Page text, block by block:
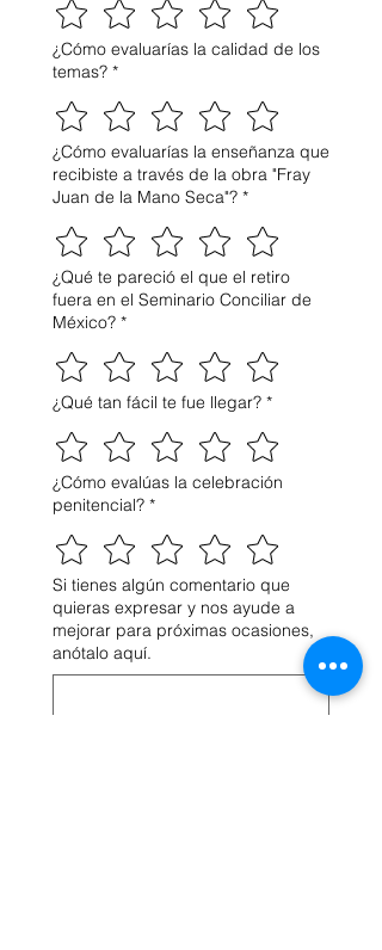
¿Cómo evaluarías la calidad de los
temas? *
¿Cómo evaluarías la enseñanza que
recibiste a través de la obra "Fray
Juan de la Mano Seca"? *
¿Qué te pareció el que el retiro
fuera en el Seminario Conciliar de
México? *
¿Qué tan fácil te fue llegar? *
¿Cómo evalúas la celebración
penitencial? *
Si tienes algún comentario que
quieras expresar y nos ayude a
mejorar para próximas ocasiones,
anótalo aquí.